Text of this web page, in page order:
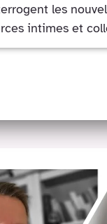
les
intimes et